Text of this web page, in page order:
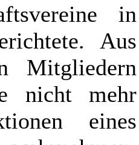
in
Aus
Mitgliedern
nicht mehr
eines